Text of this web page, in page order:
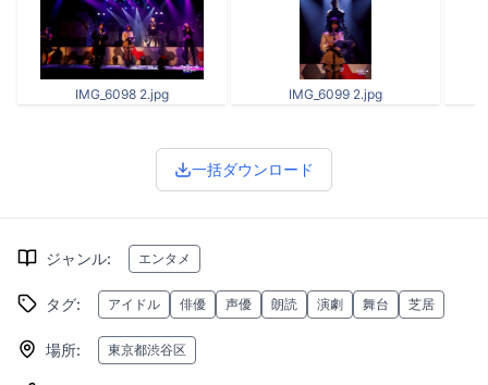
IMG_6098 2.jpg IMG_6099 2.jpg
一括ダウンロード
ジャンル: エンタメ
タグ: アイドル 俳優 声優 朗読 演劇 舞台 芝居
場所: 東京都渋谷区